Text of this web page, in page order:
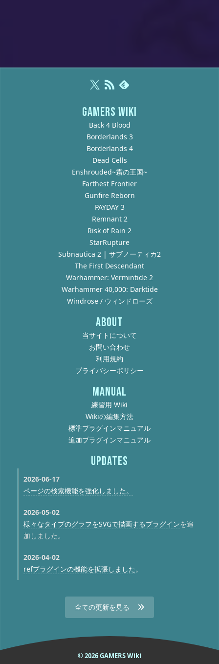
GAMERS WIKI
Back 4 Blood
Borderlands 3
Borderlands 4
Dead Cells
Enshrouded~霧の王国~
Farthest Frontier
Gunfire Reborn
PAYDAY 3
Remnant 2
Risk of Rain 2
StarRupture
Subnautica 2 | サブノーティカ2
The First Descendant
Warhammer: Vermintide 2
Warhammer 40,000: Darktide
Windrose / ウィンドローズ
ABOUT
当サイトについて
お問い合わせ
利用規約
プライバシーポリシー
MANUAL
練習用 Wiki
Wikiの編集方法
標準プラグインマニュアル
追加プラグインマニュアル
UPDATES
2026-06-17
ページの検索機能を強化しました。
2026-05-02
様々なタイプのグラフをSVGで描画するプラグインを追
加しました。
2026-04-02
refプラグインの機能を拡張しました。
全ての更新を見る
© 2026 GAMERS Wiki